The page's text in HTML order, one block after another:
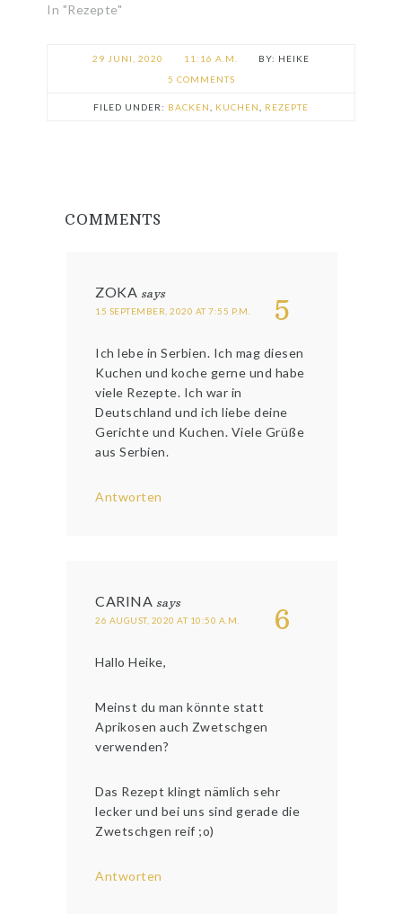
In "Rezepte"
29 JUNI, 2020 11:16 A.M.
HEIKE
5 COMMENTS
FILED UNDER: BACKEN KUCHEN REZEPTE
COMMENTS
5
ZOKA says
15 SEPTEMBER, 2020 AT 7:55 P.M.
Ich lebe in Serbien. Ich mag diesen
Kuchen und koche gerne und habe
viele Rezepte. Ich war in
Deutschland und ich liebe deine
Gerichte und Kuchen. Viele Grüße
aus Serbien.
Antworten
6
CARINA says
26 AUGUST, 2020 AT 10:50 A.M.
Hallo Heike,
Meinst du man könnte statt
Aprikosen auch Zwetschgen
verwenden?
Das Rezept klingt nämlich sehr
lecker und bei uns sind gerade die
Zwetschgen reif ;o)
Antworten